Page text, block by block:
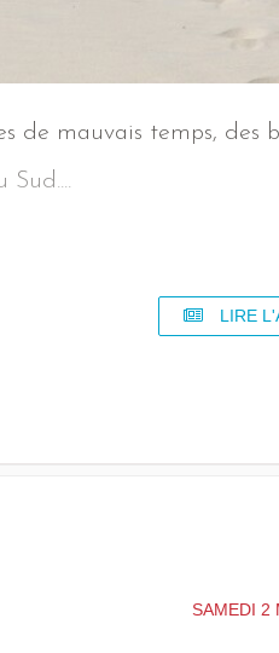
de mauvais temps, des
Sud....
LIRE
SAMEDI 2